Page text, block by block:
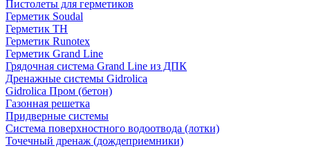
Пистолеты для герметиков
Герметик Soudal
Герметик ТН
Герметик Runotex
Герметик Grand Line
Грядочная система Grand Line из ДПК
Дренажные системы Gidrolica
Gidrolica Пром (бетон)
Газонная решетка
Придверные системы
Система поверхностного водоотвода (лотки)
Точечный дренаж (дождеприемники)